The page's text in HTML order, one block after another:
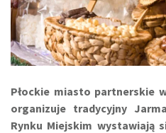
Płockie miasto partnerskie
organizuje tradycyjny
Rynku Miejskim wystawiają